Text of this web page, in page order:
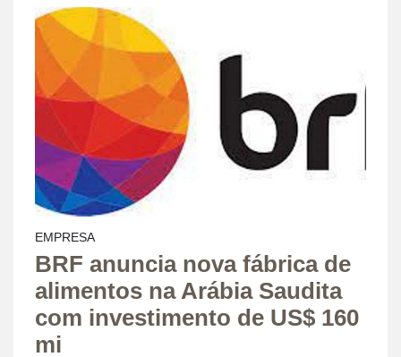
EMPRESA
BRF anuncia nova fábrica de
alimentos na Arábia Saudita
com investimento de US$ 160
mi